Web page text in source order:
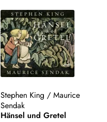
Stephen King /Maurice
Sendak
Hänsel und Gretel